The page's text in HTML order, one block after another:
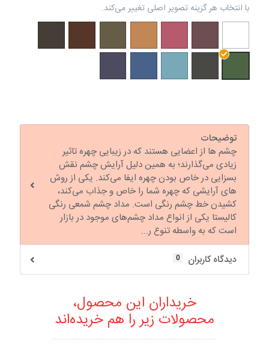
با انتخاب هر گزینه تصویر اصلی تغییر می‌کند.
توضیحات
چشم ها از اعضایی هستند که در زیبایی چهره تاثیر
زیادی می‌گذارند؛ به همین دلیل آرایش چشم نقش
بسزایی در خاص بودن چهره ایفا می‌کند. یکی از روش
های آرایشی که چهره شما را خاص و جذاب می‌کند،
کشیدن خط چشم رنگی است. مداد چشم شمعی رنگی
کالیستا یکی از انواع مداد چشم‌های موجود در بازار
است که به واسطه تنوع ر...
دیدگاه کاربران
0
خریداران این محصول،
محصولات زیر را هم خریده‌اند